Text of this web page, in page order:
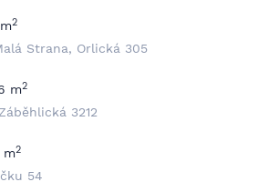
2
Strana, Orlická 305
m2
3212
m2
54